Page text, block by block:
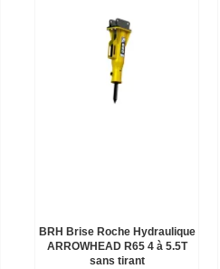
BRH Brise Roche Hydraulique
ARROWHEAD R65 4 à 5.5T
sans tirant